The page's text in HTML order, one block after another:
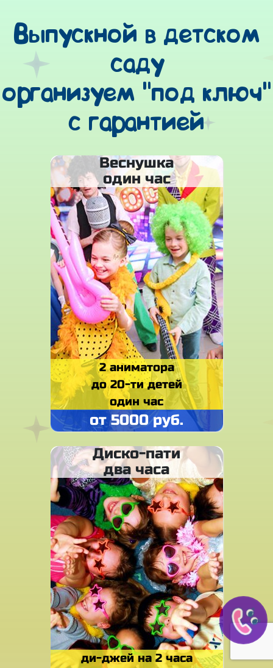
Выпускной в детском
саду
организуем "под ключ"
с гарантией
Веснушка
один час
2 аниматора
до 20-ти детей
один час
от 5000 руб.
Диско-пати
два часа
ди-джей на 2 часа